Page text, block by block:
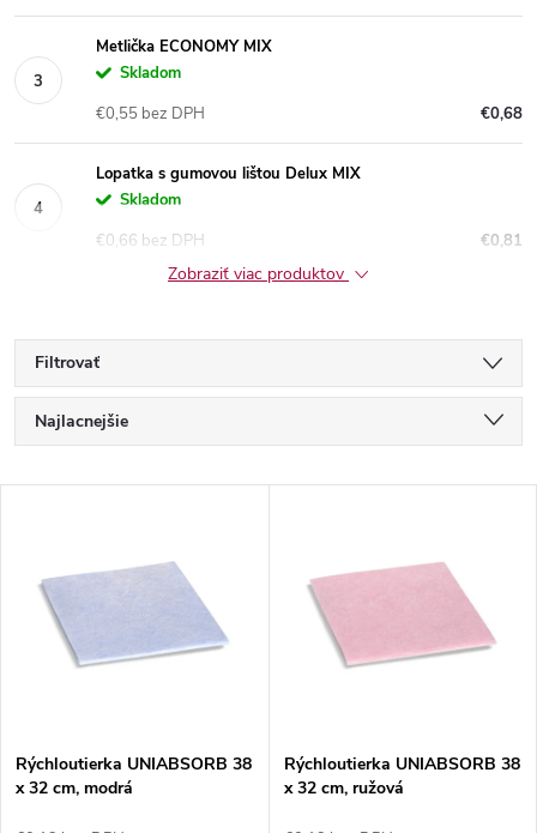
Metlička ECONOMY MIX
Skladom
€0,68
€0,55 bez DPH
Lopatka s gumovou lištou Delux MIX
Skladom
€0,81
€0,66 bez DPH
Zobraziť viac produktov
Filtrovať
R
a
e
Najlacnejšie
Abecedne
s
p
Rýchloutierka UNIABSORB 38
x 32 cm, modrá
Rýchloutierka UNIABSORB 38
x 32 cm, ružová